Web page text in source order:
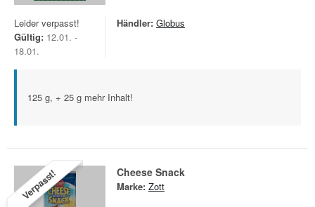
Leider verpasst!
Gültig: 12.01. -
18.01.
Händler: Globus
125 g, + 25 g mehr Inhalt!
Verpasst! Cheese Snack
Marke: Zott